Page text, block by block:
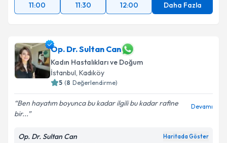
11:00
11:30 12:00 Daha Fazla
Op. Dr. Sultan Can
Kadın Hastalıkları ve Doğum
İstanbul, Kadıköy
5 (8 Değerlendirme)
Ben hayatım boyunca bu kadar ilgili bu kadar rafine
bir...
Devamı
Op. Dr. Sultan Can Haritada Göster